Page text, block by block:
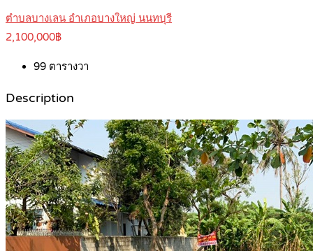
ตำบลบางเลน อำเภอบางใหญ่ นนทบุรี
2,100,000฿
99 ตารางวา
Description